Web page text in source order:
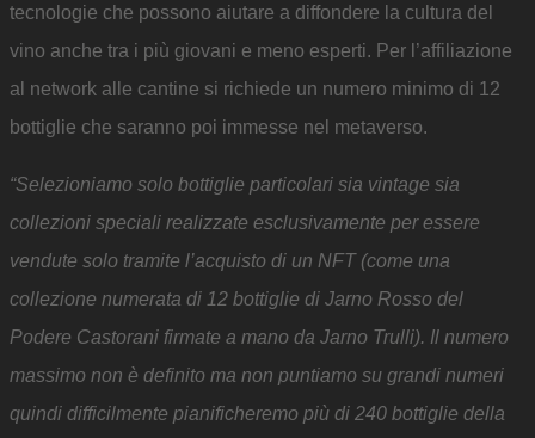
tecnologie che possono aiutare a diffondere la cultura del
vino anche tra i più giovani e meno esperti. Per l’affiliazione
al network alle cantine si richiede un numero minimo di 12
bottiglie che saranno poi immesse nel metaverso.
“Selezioniamo solo bottiglie particolari sia vintage sia
collezioni speciali realizzate esclusivamente per essere
vendute solo tramite l’acquisto di un NFT (come una
collezione numerata di 12 bottiglie di Jarno Rosso del
Podere Castorani firmate a mano da Jarno Trulli). Il numero
massimo non è definito ma non puntiamo su grandi numeri
quindi difficilmente pianificheremo più di 240 bottiglie della